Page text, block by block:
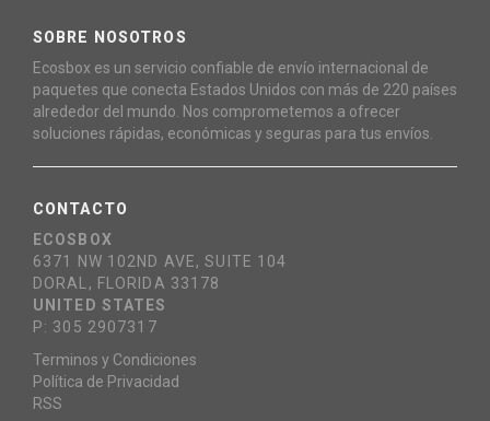
SOBRE NOSOTROS
Ecosbox es un servicio confiable de envío internacional de
paquetes que conecta Estados Unidos con más de 220 países
alrededor del mundo. Nos comprometemos a ofrecer
soluciones rápidas, económicas y seguras para tus envíos.
CONTACTO
ECOSBOX
6371 NW 102ND AVE, SUITE 104
DORAL, FLORIDA 33178
UNITED STATES
P: 305 2907317
Terminos y Condiciones
Política de Privacidad
RSS